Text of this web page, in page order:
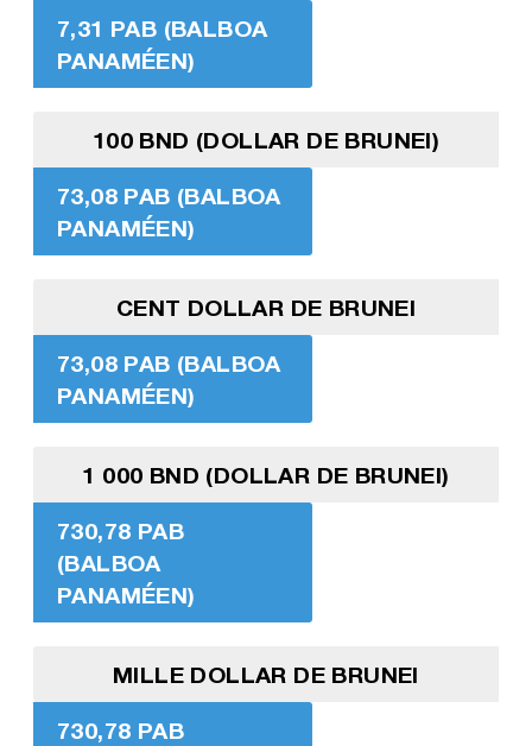
7,31 PAB (BALBOA
PANAMÉEN)
100 BND (DOLLAR DE BRUNEI)
73,08 PAB (BALBOA
PANAMÉEN)
CENT DOLLAR DE BRUNEI
73,08 PAB (BALBOA
PANAMÉEN)
1 000 BND (DOLLAR DE BRUNEI)
730,78 PAB
(BALBOA
PANAMÉEN)
MILLE DOLLAR DE BRUNEI
730,78 PAB